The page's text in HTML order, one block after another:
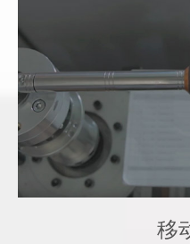
SCS Concept提供
矩和角度传感器
移